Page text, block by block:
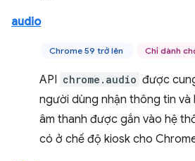
audio
Chrome 59 trở lên Chỉ dành
API chrome.audio được
người dùng nhận thông tin
âm thanh được gắn vào hệ
có ở chế độ kiosk cho